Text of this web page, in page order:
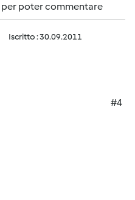
per poter commentare
Iscritto : 30.09.2011
#4